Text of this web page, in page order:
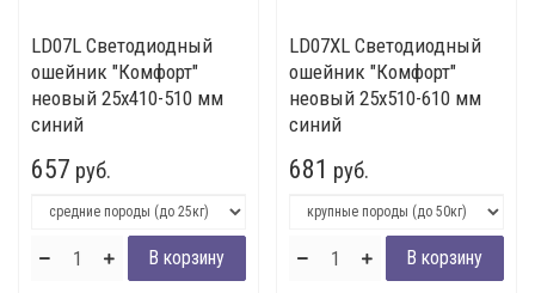
LD07L Светодиодный
ошейник "Комфорт"
неовый 25x410-510 мм
синий
657 руб.
LD07XL Светодиодный
ошейник "Комфорт"
неовый 25x510-610 мм
синий
681 руб.